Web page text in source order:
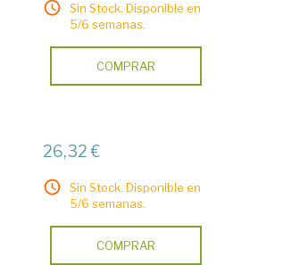
Sin Stock. Disponible en
5/6 semanas.
COMPRAR
26,32 €
Sin Stock. Disponible en
5/6 semanas.
COMPRAR